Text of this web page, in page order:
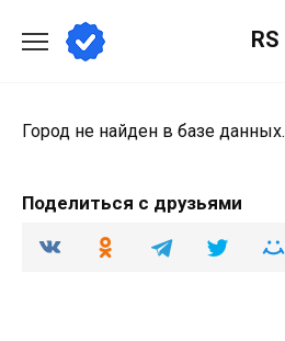
содержанию
RS
Город не найден в базе данных.
Поделиться с друзьями